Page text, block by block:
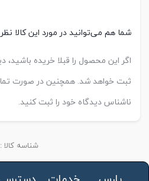
شما هم می‌توانید در مورد این کالا
اگر این محصول را قبلا خریده باشید،
ثبت خواهد شد. همچنین در صورت
ناشناس دیدگاه خود را ثبت کنید.
شناسه کالا :